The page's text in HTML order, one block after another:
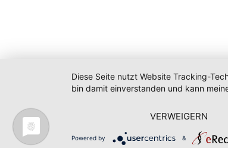
Diese Seite nutzt Website Tracking-
bin damit einverstanden und kann
VERWEIGERN
Powered by &